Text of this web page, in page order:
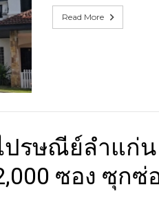
Read More
รษณีย์ลำแก่น
ซอง ซุก